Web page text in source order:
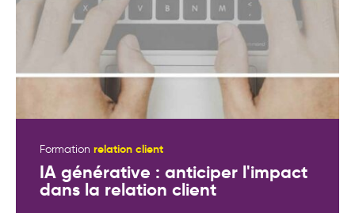
Formation relation client
IA générative : anticiper l'impact
dans la relation client